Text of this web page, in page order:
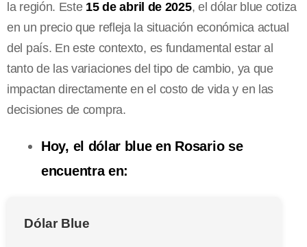
la región. Este 15 de abril de 2025, el dólar blue cotiza
en un precio que refleja la situación económica actual
del país. En este contexto, es fundamental estar al
tanto de las variaciones del tipo de cambio, ya que
impactan directamente en el costo de vida y en las
decisiones de compra.
Hoy, el dólar blue en Rosario se
encuentra en:
Dólar Blue